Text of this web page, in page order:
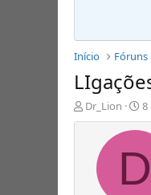
Início Fóruns
I
n
Dr_Lion
D
a
t
d
e
8
D